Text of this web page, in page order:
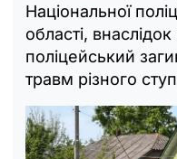
Національної
області,
поліцейський
травм різного